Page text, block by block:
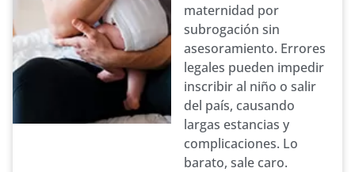
maternidad por
subrogación sin
asesoramiento. Errores
legales pueden impedir
inscribir al niño o salir
del país, causando
largas estancias y
complicaciones. Lo
barato, sale caro.